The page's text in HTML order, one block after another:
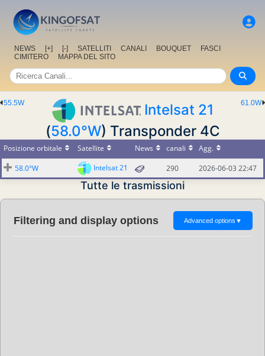
NEWS [+] [-] SATELLITI CANALI BOUQUET
FASCI
CIMITERO
MAPPA DEL SITO
61.0W
55.5W
Intelsat 21
(58.0°W) Transponder 4C
Posizione orbitale Satellite News canali
Agg.
58.0°W
Intelsat 21 290 2026-06-03 22:47
Tutte le trasmissioni
Filtering and display options Advanced options ▼